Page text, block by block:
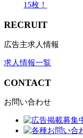
15枚！
RECRUIT
広告主求人情報
求人情報一覧
CONTACT
お問い合わせ